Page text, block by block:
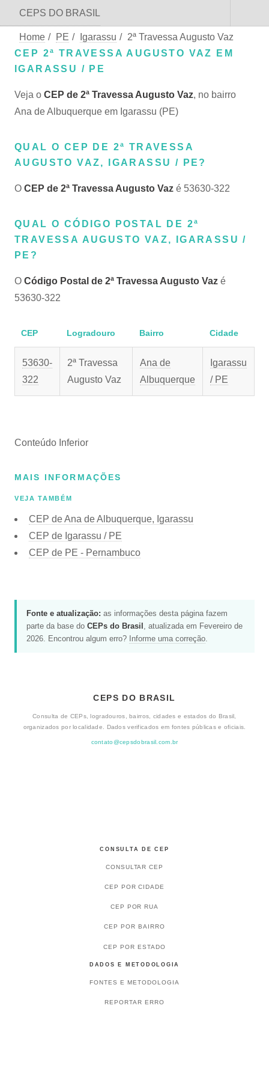
CEPS DO BRASIL
Home / PE / Igarassu / 2ª Travessa Augusto Vaz
CEP 2ª TRAVESSA AUGUSTO VAZ EM
IGARASSU / PE
Veja o CEP de 2ª Travessa Augusto Vaz, no bairro
Ana de Albuquerque em Igarassu (PE)
QUAL O CEP DE 2ª TRAVESSA
AUGUSTO VAZ, IGARASSU / PE?
O CEP de 2ª Travessa Augusto Vaz é 53630-322
QUAL O CÓDIGO POSTAL DE 2ª
TRAVESSA AUGUSTO VAZ, IGARASSU /
PE?
O Código Postal de 2ª Travessa Augusto Vaz é
53630-322
CEP Logradouro Bairro Cidade
53630-
322
2ª Travessa
Augusto Vaz
Ana de
Albuquerque
Igarassu
/ PE
Conteúdo Inferior
MAIS INFORMAÇÕES
VEJA TAMBÉM
CEP de Ana de Albuquerque, Igarassu
CEP de Igarassu / PE
CEP de PE - Pernambuco
Fonte e atualização: as informações desta página fazem
parte da base do CEPs do Brasil , atualizada em Fevereiro de
2026. Encontrou algum erro? Informe uma correção.
CEPS DO BRASIL
Consulta de CEPs, logradouros, bairros, cidades e estados do Brasil,
organizados por localidade. Dados verificados em fontes públicas e oficiais.
contato@cepsdobrasil.com.br
CONSULTA DE CEP
CONSULTAR CEP
CEP POR CIDADE
CEP POR RUA
CEP POR BAIRRO
CEP POR ESTADO
DADOS E METODOLOGIA
FONTES E METODOLOGIA
REPORTAR ERRO